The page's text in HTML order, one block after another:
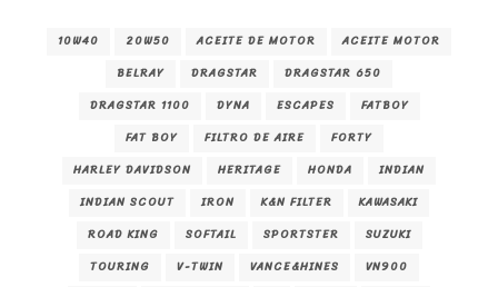
10W40 20W50 ACEITE DE MOTOR
ACEITE MOTOR
BELRAY
DRAGSTAR
DRAGSTAR 650
DRAGSTAR 1100
DYNA ESCAPES
FATBOY
FAT BOY
FILTRO DE AIRE
FORTY
HARLEY DAVIDSON
HERITAGE HONDA
INDIAN
INDIAN SCOUT
IRON K&N FILTER
KAWASAKI
ROAD KING
SOFTAIL SPORTSTER
SUZUKI
TOURING
V-TWIN VANCE&HINES
VN900